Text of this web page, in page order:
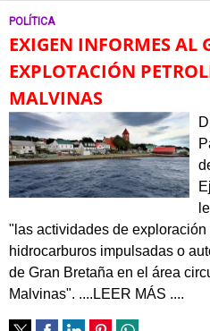
POLÍTICA
EXIGEN INFORMES AL
EXPLOTACIÓN
MALVINAS
"las actividades de
hidrocarburos impulsadas o
de Gran Bretaña en el área
Malvinas". ....LEER MÁS ....